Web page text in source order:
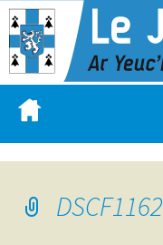
DSCF1162